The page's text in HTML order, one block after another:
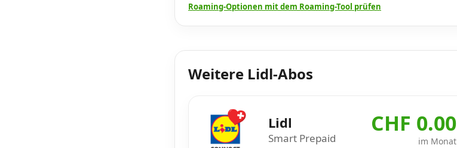
Roaming-Optionen mit dem Roaming-Tool prüfen
Weitere Lidl-Abos
Lidl
Smart Prepaid
CHF 0.00
im Monat